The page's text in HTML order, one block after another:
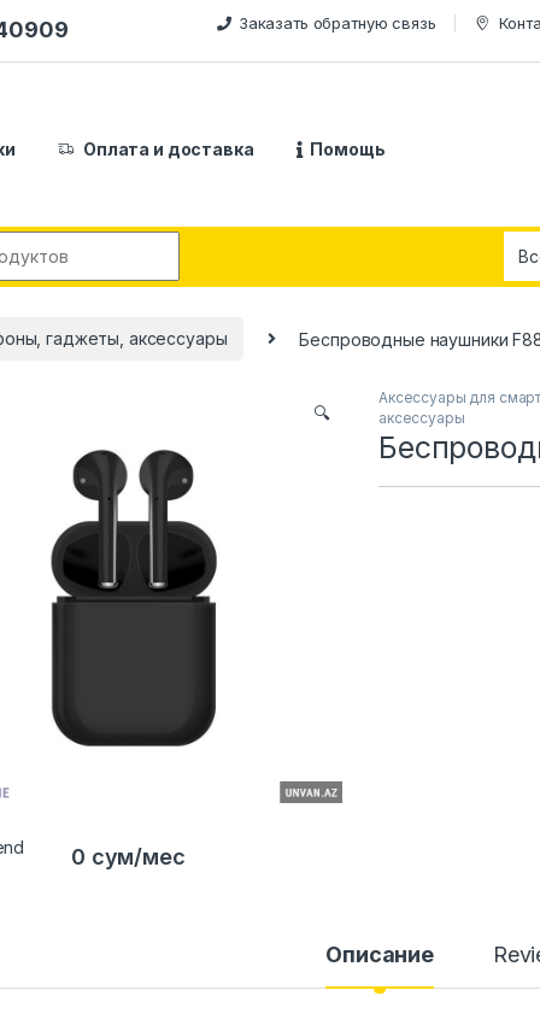
Заказать обратную связь
Оплата и доставка Помощь
гаджеты, аксессуары Беспроводные наушники
🔍
Аксессуары для
аксессуары
0 сум/мес
Описание